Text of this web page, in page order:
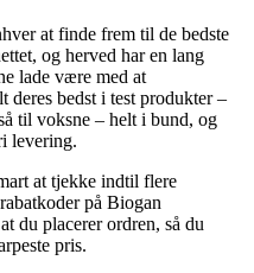
at finde frem til de bedste
og herved har en lang
lade være med at
deres bedst i test produkter –
til voksne – helt i bund, og
levering.
at tjekke indtil flere
på Biogan
du placerer ordren, så du
pris.